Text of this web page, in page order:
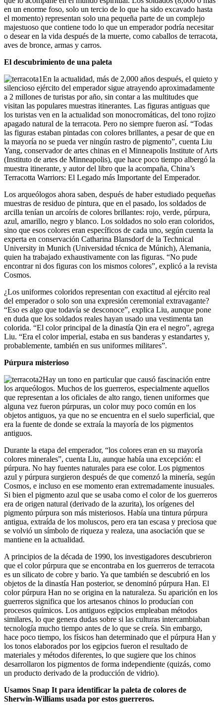
en un enorme foso, solo un tercio de lo que ha sido excavado hasta
el momento) representan solo una pequeña parte de un complejo
majestuoso que contiene todo lo que un emperador podría necesitar
o desear en la vida después de la muerte, como caballos de terracota,
aves de bronce, armas y carros.
El descubrimiento de una paleta
En la actualidad, más de 2,000 años después, el quieto y
silencioso ejército del emperador sigue atrayendo aproximadamente
a 2 millones de turistas por año, sin contar a las multitudes que
visitan las populares muestras itinerantes. Las figuras antiguas que
los turistas ven en la actualidad son monocromáticas, del tono rojizo
apagado natural de la terracota. Pero no siempre fueron así. “Todas
las figuras estaban pintadas con colores brillantes, a pesar de que en
la mayoría no se pueda ver ningún rastro de pigmento”, cuenta Liu
Yang, conservador de artes chinas en el Minneapolis Institute of Arts
(Instituto de artes de Minneapolis), que hace poco tiempo albergó la
muestra itinerante, y autor del libro que la acompaña, China’s
Terracotta Warriors: El Legado más Importante del Emperador.
Los arqueólogos ahora saben, después de haber estudiado pequeñas
muestras de residuo de pintura, que en el pasado, los soldados de
arcilla tenían un arcoíris de colores brillantes: rojo, verde, púrpura,
azul, amarillo, negro y blanco. Los soldados no solo eran coloridos,
sino que esos colores eran específicos de cada uno, según cuenta la
experta en conservación Catharina Blansdorf de la Technical
University in Munich (Universidad técnica de Múnich), Alemania,
quien ha trabajado exhaustivamente con las figuras. “No pude
encontrar ni dos figuras con los mismos colores”, explicó a la revista
Cosmos.
¿Los uniformes coloridos representan con exactitud al ejército real
del emperador o solo son una expresión ceremonial extravagante?
“Eso es algo que todavía se desconoce”, explica Liu, aunque pone
en duda que los soldados reales hayan usado una vestimenta tan
colorida. “El color principal de la dinastía Qin era el negro”, agrega
Liu. “Era el color imperial, estaba en sus banderas y estandartes y,
probablemente, también en sus uniformes militares”.
Púrpura misterioso
Hay un tono en particular que causó fascinación entre
los arqueólogos. Muchos de los guerreros, especialmente aquellos
que representan a los oficiales de alto rango, tienen uniformes que
alguna vez fueron púrpuras, un color muy poco común en los
objetos antiguos, ya que no se encuentra en el suelo superficial, que
era la fuente de donde se extraía la mayoría de los pigmentos
antiguos.
Durante la etapa del emperador, “los colores eran en su mayoría
colores minerales”, cuenta Liu, aunque había una excepción: el
púrpura. No hay fuentes naturales para ese color. Los pigmentos
azul y púrpura surgieron después de que comenzó la minería, según
Cosmos, e incluso en ese momento eran extremadamente inusuales.
Si bien el pigmento azul que se usaba como el color de los guerreros
era de origen natural (derivado de la azurita), los orígenes del
pigmento púrpura son más misteriosos. Había una tintura púrpura
antigua, extraída de los moluscos, pero era tan escasa y preciosa que
se volvió un símbolo de riqueza y realeza, una asociación que se
mantiene en la actualidad.
A principios de la década de 1990, los investigadores descubrieron
que el color púrpura que se encontraba en los guerreros de terracota
es un silicato de cobre y bario. Ya que también se descubrió en los
objetos de la dinastía Han posterior, se denominó púrpura Han. El
color púrpura Han no se origina en la naturaleza. Su aparición en los
guerreros significa que los artesanos chinos lo producían con
procesos químicos. Los antiguos egipcios empleaban métodos
similares, lo que genera dudas sobre si las culturas intercambiaban
tecnología mucho tiempo antes de lo que se creía. Sin embargo,
hace poco tiempo, los físicos han determinado que el púrpura Han y
los tonos elaborados por los egipcios fueron el resultado de
materiales y métodos diferentes, lo que sugiere que los chinos
desarrollaron los pigmentos de forma independiente (quizás, como
un producto derivado de la producción de vidrio).
Usamos Snap It para identificar la paleta de colores de
Sherwin-Williams usada por estos guerreros.